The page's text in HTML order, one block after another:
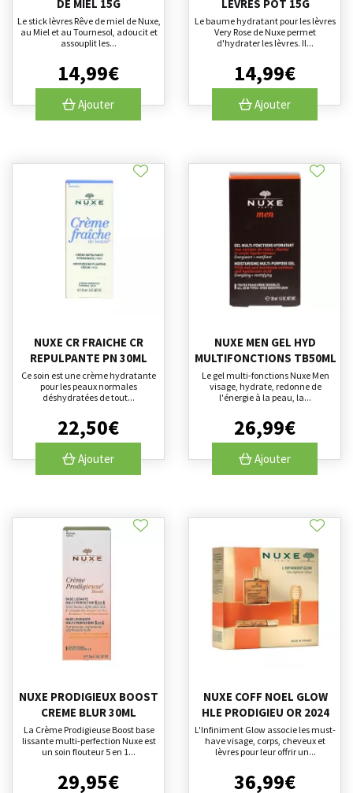
DE MIEL 15G
Le stick lèvres Rêve de miel de Nuxe,
au Miel et au Tournesol, adoucit et
assouplit les...
14,99€
Ajouter
LEVRES POT 15G
Le baume hydratant pour les lèvres
Very Rose de Nuxe permet
d'hydrater les lèvres. Il...
14,99€
Ajouter
NUXE CR FRAICHE CR
REPULPANTE PN 30ML
Ce soin est une crème hydratante
pour les peaux normales
déshydratées de tout...
22,50€
Ajouter
NUXE MEN GEL HYD
MULTIFONCTIONS TB50ML
Le gel multi-fonctions Nuxe Men
visage, hydrate, redonne de
l'énergie à la peau, la...
26,99€
Ajouter
NUXE PRODIGIEUX BOOST
CREME BLUR 30ML
La Crème Prodigieuse Boost base
lissante multi-perfection Nuxe est
un soin flouteur 5 en 1...
29,95€
NUXE COFF NOEL GLOW
HLE PRODIGIEU OR 2024
L'Infiniment Glow associe les must-
have visage, corps, cheveux et
lèvres pour leur offrir un...
36,99€